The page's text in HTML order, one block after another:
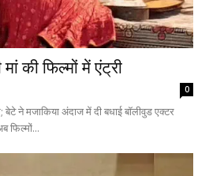
की फिल्मों में एंट्री
0
बेटे ने मजाकिया अंदाज में दी बधाई बॉलीवुड एक्टर
फिल्मों...